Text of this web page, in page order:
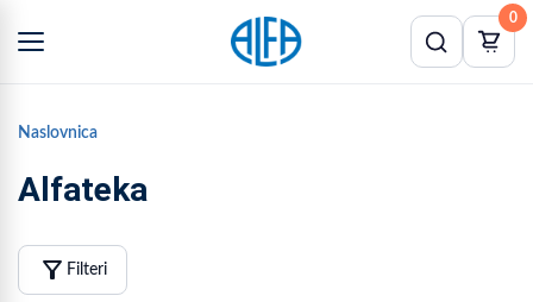
0
Naslovnica
Alfateka
filter_alt Filteri